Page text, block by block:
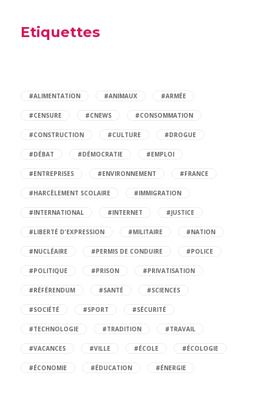
Etiquettes
#ALIMENTATION #ANIMAUX #ARMÉE
#CENSURE #CNEWS #CONSOMMATION
#CONSTRUCTION #CULTURE #DROGUE
#DÉBAT #DÉMOCRATIE #EMPLOI
#ENTREPRISES #ENVIRONNEMENT #FRANCE
#HARCÈLEMENT SCOLAIRE #IMMIGRATION
#INTERNATIONAL #INTERNET #JUSTICE
#LIBERTÉ D'EXPRESSION #MILITAIRE #NATION
#NUCLÉAIRE #PERMIS DE CONDUIRE #POLICE
#POLITIQUE #PRISON #PRIVATISATION
#RÉFÉRENDUM #SANTÉ #SCIENCES
#SOCIÉTÉ #SPORT #SÉCURITÉ
#TECHNOLOGIE #TRADITION #TRAVAIL
#VACANCES #VILLE #ÉCOLE #ÉCOLOGIE
#ÉCONOMIE #ÉDUCATION #ÉNERGIE